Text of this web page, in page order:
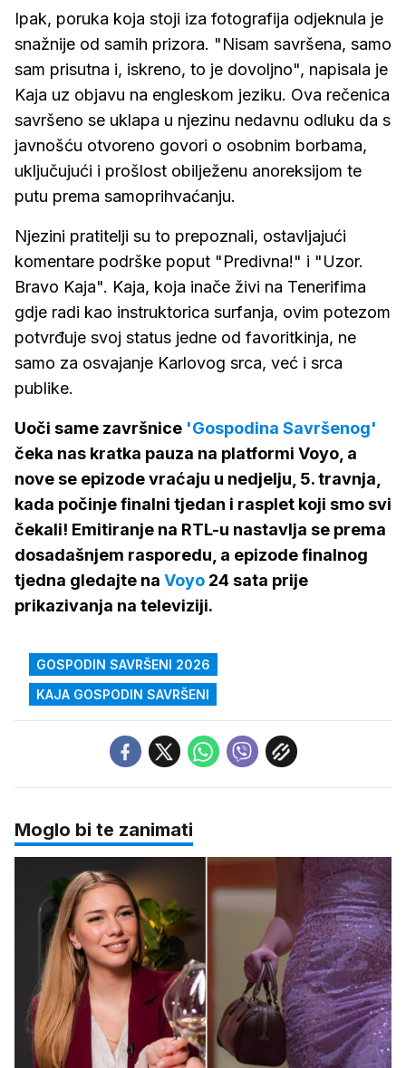
Ipak, poruka koja stoji iza fotografija odjeknula je
snažnije od samih prizora. "Nisam savršena, samo
sam prisutna i, iskreno, to je dovoljno", napisala je
Kaja uz objavu na engleskom jeziku. Ova rečenica
savršeno se uklapa u njezinu nedavnu odluku da s
javnošću otvoreno govori o osobnim borbama,
uključujući i prošlost obilježenu anoreksijom te
putu prema samoprihvaćanju.
Njezini pratitelji su to prepoznali, ostavljajući
komentare podrške poput "Predivna!" i "Uzor.
Bravo Kaja". Kaja, koja inače živi na Tenerifima
gdje radi kao instruktorica surfanja, ovim potezom
potvrđuje svoj status jedne od favoritkinja, ne
samo za osvajanje Karlovog srca, već i srca
publike.
Uoči same završnice 'Gospodina Savršenog'
čeka nas kratka pauza na platformi Voyo, a
nove se epizode vraćaju u nedjelju, 5. travnja,
kada počinje finalni tjedan i rasplet koji smo svi
čekali! Emitiranje na RTL-u nastavlja se prema
dosadašnjem rasporedu, a epizode finalnog
tjedna gledajte na Voyo 24 sata prije
prikazivanja na televiziji.
GOSPODIN SAVRŠENI 2026
KAJA GOSPODIN SAVRŠENI
Moglo bi te zanimati